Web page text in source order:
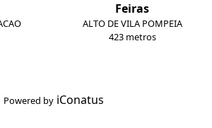
Feiras
ALTO DE VILA POMPEIA
423 metros
Powered by iConatus